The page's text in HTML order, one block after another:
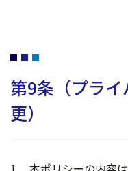
第9条（プラ
更）